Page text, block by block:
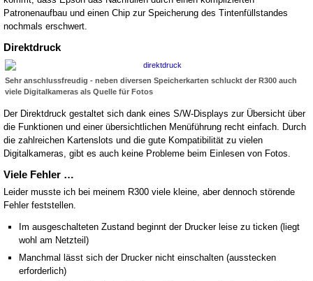
Patronenaufbau und einen Chip zur Speicherung des Tintenfüllstandes
nochmals erschwert.
Direktdruck
Sehr anschlussfreudig - neben diversen Speicherkarten schluckt der R300 auch
viele Digitalkameras als Quelle für Fotos
Der Direktdruck gestaltet sich dank eines S/W-Displays zur Übersicht über
die Funktionen und einer übersichtlichen Menüführung recht einfach. Durch
die zahlreichen Kartenslots und die gute Kompatibilität zu vielen
Digitalkameras, gibt es auch keine Probleme beim Einlesen von Fotos.
Viele Fehler …
Leider musste ich bei meinem R300 viele kleine, aber dennoch störende
Fehler feststellen.
Im ausgeschalteten Zustand beginnt der Drucker leise zu ticken (liegt
wohl am Netzteil)
Manchmal lässt sich der Drucker nicht einschalten (ausstecken
erforderlich)